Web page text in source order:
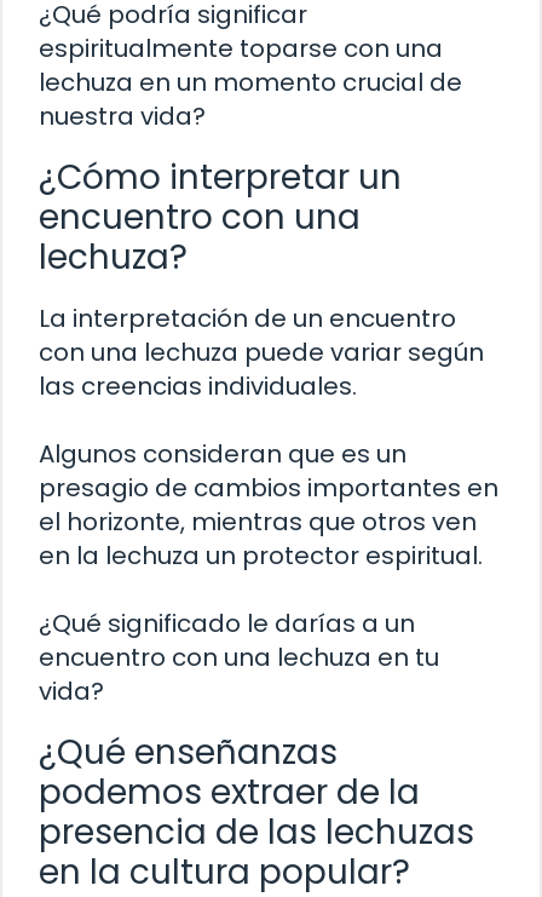
¿Qué podría significar
espiritualmente toparse con una
lechuza en un momento crucial de
nuestra vida?
¿Cómo interpretar un
encuentro con una
lechuza?
La interpretación de un encuentro
con una lechuza puede variar según
las creencias individuales.
Algunos consideran que es un
presagio de cambios importantes en
el horizonte, mientras que otros ven
en la lechuza un protector espiritual.
¿Qué significado le darías a un
encuentro con una lechuza en tu
vida?
¿Qué enseñanzas
podemos extraer de la
presencia de las lechuzas
en la cultura popular?